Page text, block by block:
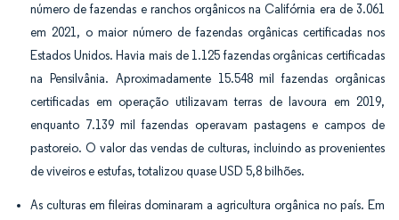
número de fazendas e ranchos orgânicos na Califórnia era de 3.061
em 2021, o maior número de fazendas orgânicas certificadas nos
Estados Unidos. Havia mais de 1.125 fazendas orgânicas certificadas
na Pensilvânia. Aproximadamente 15.548 mil fazendas orgânicas
certificadas em operação utilizavam terras de lavoura em 2019,
enquanto 7.139 mil fazendas operavam pastagens e campos de
pastoreio. O valor das vendas de culturas, incluindo as provenientes
de viveiros e estufas, totalizou quase USD 5,8 bilhões.
As culturas em fileiras dominaram a agricultura orgânica no país. Em